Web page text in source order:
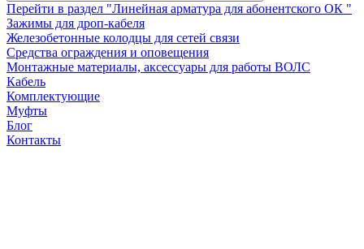
Перейти в раздел "Линейная арматура для абонентского ОК "
Зажимы для дроп-кабеля
Железобетонные колодцы для сетей связи
Средства ограждения и оповещения
Монтажные материалы, аксессуары для работы ВОЛС
Кабель
Комплектующие
Муфты
Блог
Контакты